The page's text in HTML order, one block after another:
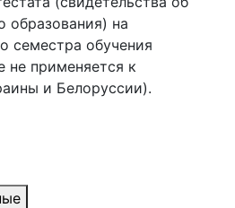
образования) на
семестра обучения
не применяется к
и Белоруссии).